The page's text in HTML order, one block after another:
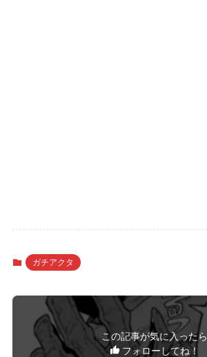
ガチアクタ
この記事が気に入ったら
フォローしてね！